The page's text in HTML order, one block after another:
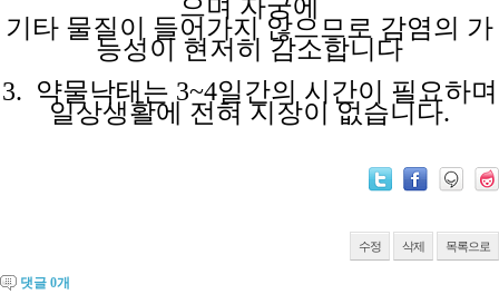
으며 자궁에
기타 물질이 들어가지않으므로 감염의 가
능성이 현저히 감소합니다
3. 약물낙태는 3~4일간의 시간이 필요하며
일상생활에 전혀 지장이 없습니다.
수정 삭제 목록으로
댓글 0개